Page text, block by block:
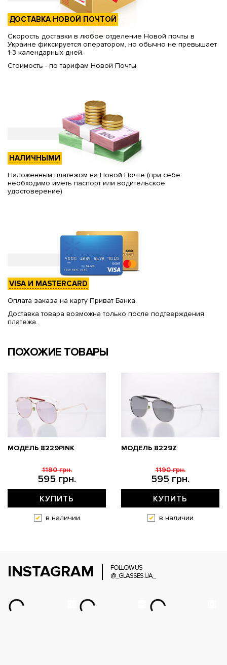
ДОСТАВКА НОВОЙ ПОЧТОЙ
Скорость доставки в любое отделение Новой почты в
Украине фиксируется оператором, но обычно не превышает
1-3 календарных дней.
Стоимость - по тарифам Новой Почты.
НАЛИЧНЫМИ
Наложенным платежом на Новой Почте (при себе
необходимо иметь паспорт или водительское
удостоверение)
VISA И MASTERCARD
Оплата заказа на карту Приват Банка.
Доставка товара возможна только после подтверждения
платежа.
ПОХОЖИЕ ТОВАРЫ
МОДЕЛЬ 8229PINK
595 грн.
1190 грн.
КУПИТЬ
в наличии
МОДЕЛЬ 8229Z
595 грн.
1190 грн.
КУПИТЬ
в наличии
INSTAGRAM
FOLLOW US
@_GLASSES.UA_